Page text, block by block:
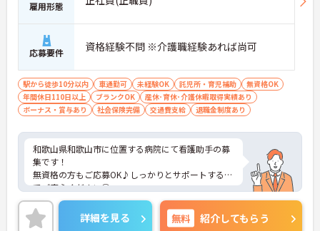
雇用形態
応募要件 資格経験不問 ※介護職経験あれば尚可
駅から徒歩10分以内 車通勤可 未経験OK 託児所・育児補助
無資格OK
年間休日110日以上
ブランクOK
産休･育休･介護休暇取得実績あり
ボーナス・賞与あり
社会保険完備 交通費支給 退職金制度あり
和歌山県和歌山市に位置する病院にて看護助手の募
集です！
無資格の方もご応募OK♪しっかりとサポートするの
でご安心ください◎
ご興味ある方には、面接対策ポイントなど、さらに
詳細をお話しいたしますのでお気軽にご相談くださ
い！
詳細を見る 無料 紹介してもらう